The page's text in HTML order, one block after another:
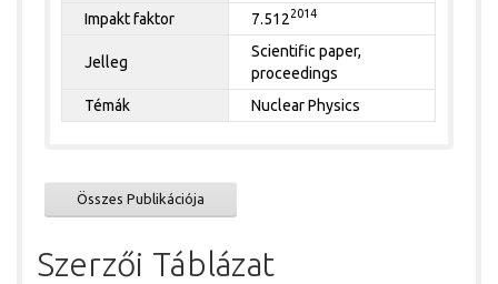
Impakt faktor
7.5122014
Jelleg
Scientific paper,
proceedings
Témák
Nuclear Physics
Összes Publikációja
Szerzői Táblázat